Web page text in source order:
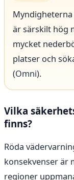
är särskilt hög
mycket
platser och
(Omni).
Vilka
finns?
Röda
konsekvenser är
regioner